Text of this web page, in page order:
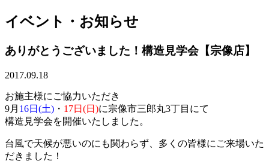
イベント・お知らせ
ありがとうございました！構造見学会【宗像店】
2017.09.18
お施主様にご協力いただき
9月 16日(土) ・ 17日(日)に宗像市三郎丸3丁目にて
構造見学会を開催いたしました。
台風で天候が悪いのにも関わらず、多くの皆様にご来場いた
だきました！